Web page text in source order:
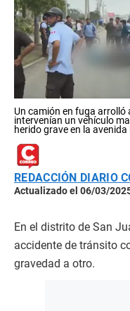
Un camión en fuga arrolló
intervenían un vehículo
herido grave en la
REDACCIÓN DIARIO
Actualizado el 06/03/
En el distrito de San
accidente de tránsito
gravedad a otro.